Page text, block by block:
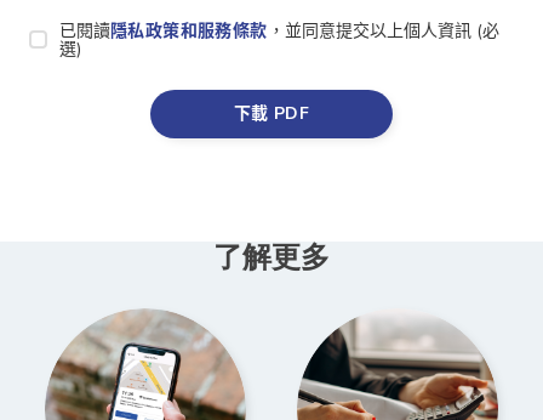
Privacy
Statement
已閱讀隱私政策和服務條款 ，並同意提交以上個人資訊 (必
選)
了解更多